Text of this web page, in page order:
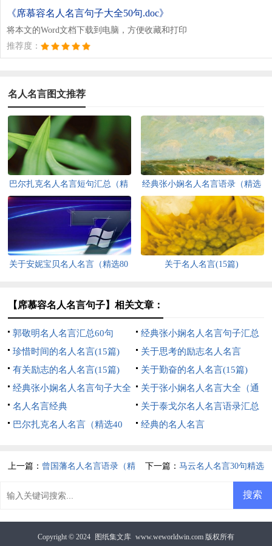
《席慕容名人名言句子大全50句.doc》
将本文的Word文档下载到电脑，方便收藏和打印
推荐度：
名人名言图文推荐
巴尔扎克名人名言短句汇总（精
选60句）
经典张小娴名人名言语录（精选
30句）
关于安妮宝贝名人名言（精选80
关于名人名言(15篇)
【席慕容名人名言句子】相关文章：
郭敬明名人名言汇总60句
经典张小娴名人名言句子汇总
50句精选
珍惜时间的名人名言(15篇)
关于思考的励志名人名言
有关励志的名人名言(15篇)
关于勤奋的名人名言(15篇)
经典张小娴名人名言句子大全
（精选70句）
关于张小娴名人名言大全（通
用100句）
名人名言经典
关于泰戈尔名人名言语录汇总
60句
巴尔扎克名人名言（精选40
经典的名人名言
上一篇： 曾国藩名人名言语录（精 下一篇： 马云名人名言30句精选
Copyright © 2024 图纸集文库 www.weworldwin.com 版权所有